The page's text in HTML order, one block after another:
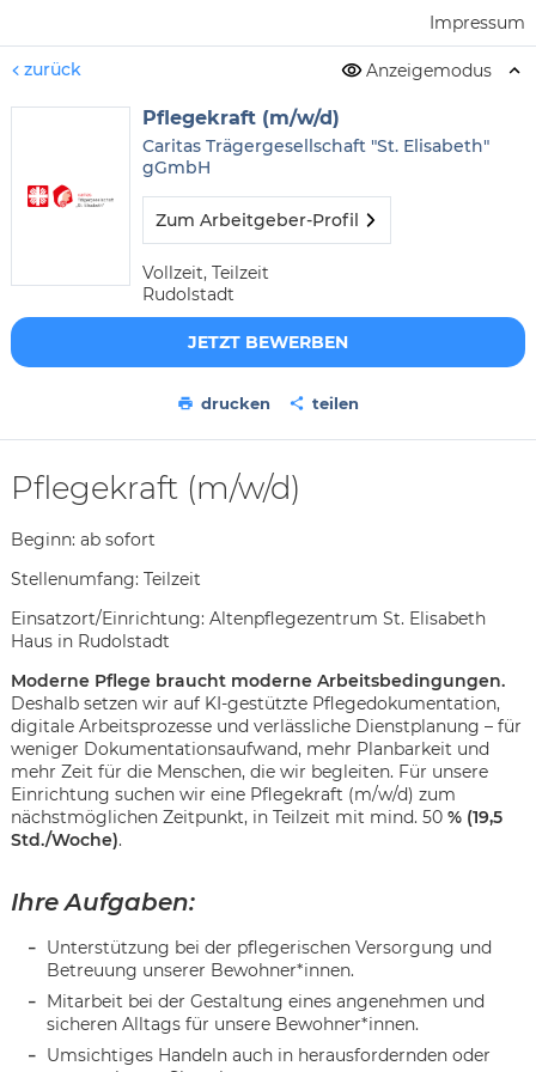
Impressum
zurück Anzeigemodus
Pflegekraft (m/w/d)
Caritas Trägergesellschaft "St. Elisabeth"
gGmbH
Zum Arbeitgeber-Profil
Vollzeit, Teilzeit
Rudolstadt
JETZT BEWERBEN
drucken teilen
Pflegekraft (m/w/d)
Beginn: ab sofort
Stellenumfang: Teilzeit
Einsatzort/Einrichtung: Altenpflegezentrum St. Elisabeth
Haus in Rudolstadt
Moderne Pflege braucht moderne Arbeitsbedingungen.
Deshalb setzen wir auf KI-gestützte Pflegedokumentation,
digitale Arbeitsprozesse und verlässliche Dienstplanung – für
weniger Dokumentationsaufwand, mehr Planbarkeit und
mehr Zeit für die Menschen, die wir begleiten. Für unsere
Einrichtung suchen wir eine Pflegekraft (m/w/d) zum
nächstmöglichen Zeitpunkt, in Teilzeit mit mind. 50 % (19,5
Std./Woche).
Ihre Aufgaben:
Unterstützung bei der pflegerischen Versorgung und
Betreuung unserer Bewohner*innen.
Mitarbeit bei der Gestaltung eines angenehmen und
sicheren Alltags für unsere Bewohner*innen.
Umsichtiges Handeln auch in herausfordernden oder
Karte anzeigen